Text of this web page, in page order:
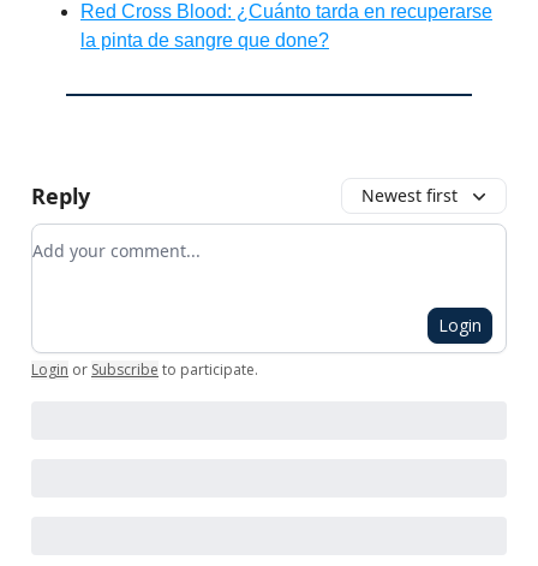
Red Cross Blood: ¿Cuánto tarda en recuperarse
la pinta de sangre que done?
Reply Newest first
Add your comment
Login
Login or Subscribe to participate.